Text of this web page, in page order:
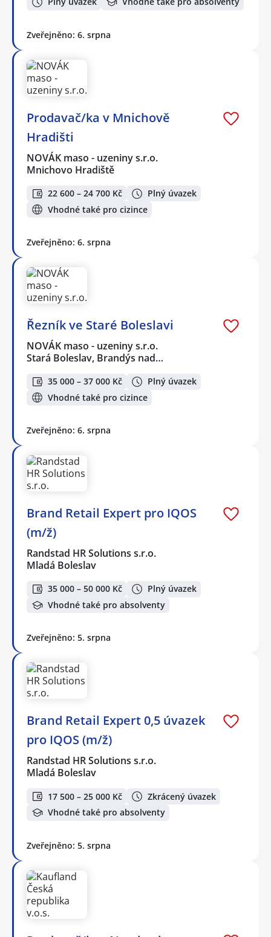
Zveřejněno: 6. srpna
Prodavač/ka v Mnichově
Hradišti
NOVÁK maso - uzeniny s.r.o.
Mnichovo Hradiště
22 600 – 24 700 Kč
Plný úvazek
Vhodné také pro cizince
Zveřejněno: 6. srpna
Řezník ve Staré Boleslavi
NOVÁK maso - uzeniny s.r.o.
Stará Boleslav, Brandýs nad…
35 000 – 37 000 Kč
Plný úvazek
Vhodné také pro cizince
Zveřejněno: 6. srpna
Brand Retail Expert pro IQOS
(m/ž)
Randstad HR Solutions s.r.o.
Mladá Boleslav
35 000 – 50 000 Kč
Plný úvazek
Vhodné také pro absolventy
Zveřejněno: 5. srpna
Brand Retail Expert 0,5 úvazek
pro IQOS (m/ž)
Randstad HR Solutions s.r.o.
Mladá Boleslav
17 500 – 25 000 Kč
Zkrácený úvazek
Vhodné také pro absolventy
Zveřejněno: 5. srpna